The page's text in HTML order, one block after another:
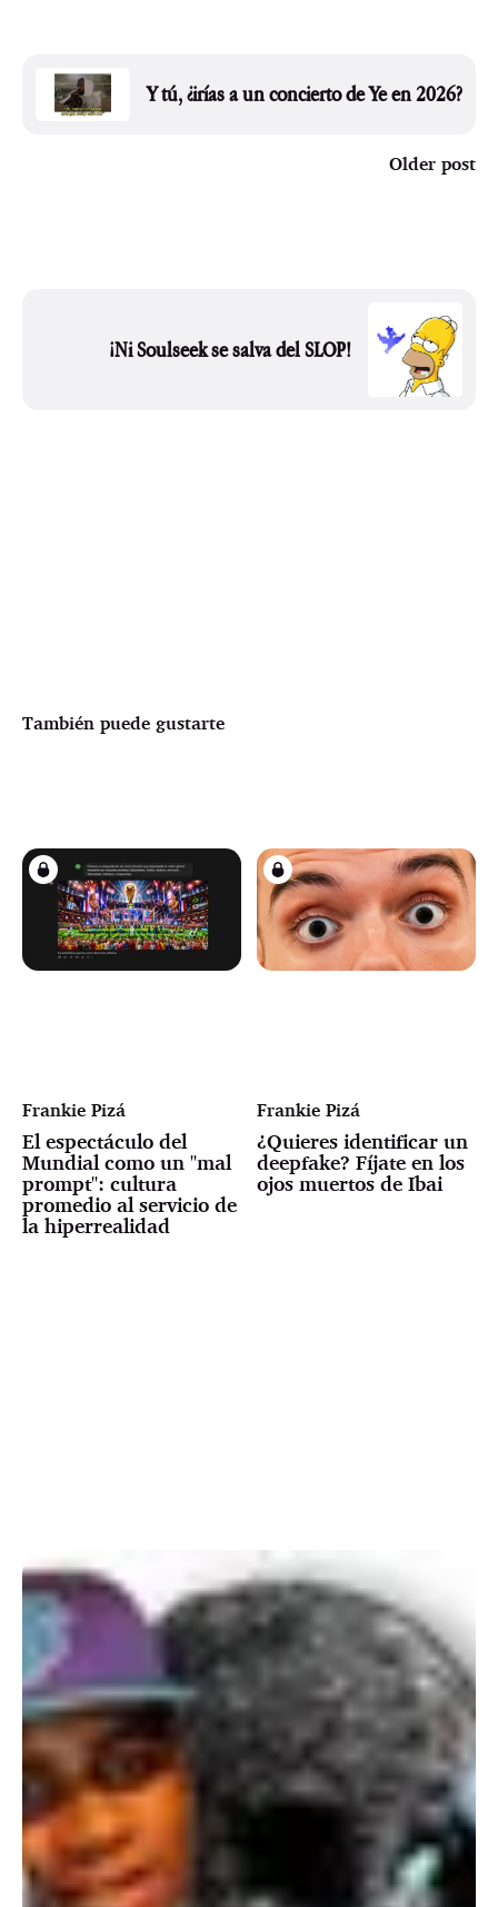
Y tú, ¿irías a un concierto de Ye en 2026?
Older post
¡Ni Soulseek se salva del SLOP!
También puede gustarte
Frankie Pizá
El espectáculo del
Mundial como un "mal
prompt": cultura
promedio al servicio de
la hiperrealidad
Frankie Pizá
¿Quieres identificar un
deepfake? Fíjate en los
ojos muertos de Ibai